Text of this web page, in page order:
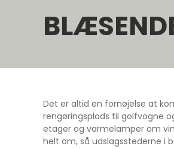
Det er altid en fornøjelse at
rengøringsplads til golfvogne
etager og varmelamper om
helt om, så udslagsstederne i